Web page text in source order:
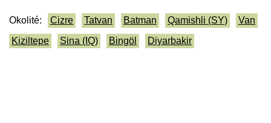
Okolité: Cizre Tatvan Batman Qamishli (SY)
Van
Kiziltepe
Sina (IQ) Bingöl Diyarbakir